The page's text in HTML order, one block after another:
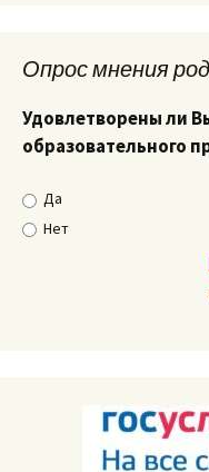
Опрос мнения
Удовлетворены ли
образовательного
Да
Нет